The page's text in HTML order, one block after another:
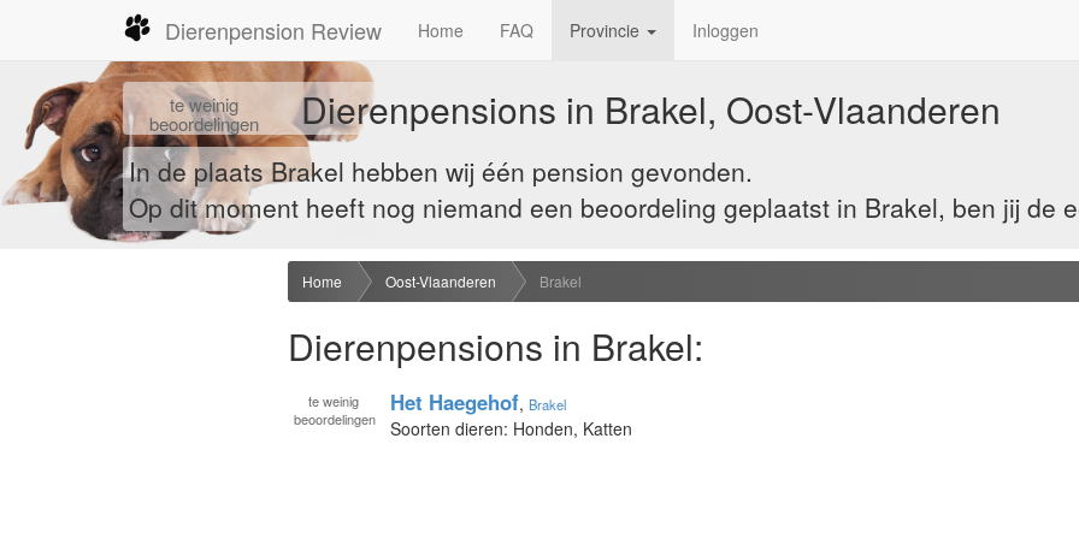
Dierenpension Review Home FAQ Provincie Inloggen
teweinig
beoordelingen Dierenpensions in Brakel, Oost-Vlaanderen
In de plaats Brakel hebben wij één pension gevonden.
Op dit moment heeft nog niemand een beoordeling geplaatst in Brakel, ben jij de
Home Oost-Vlaanderen Brakel
Dierenpensions in Brakel:
te weinig
beoordelingen
Het Haegehof, Brakel
Soorten dieren: Honden, Katten